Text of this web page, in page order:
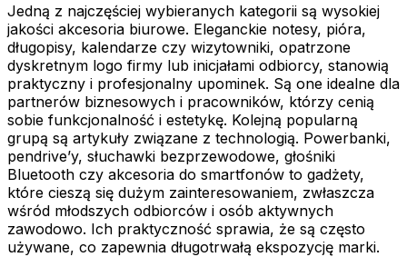
Jedną z najczęściej wybieranych kategorii są wysokiej
jakości akcesoria biurowe. Eleganckie notesy, pióra,
długopisy, kalendarze czy wizytowniki, opatrzone
dyskretnym logo firmy lub inicjałami odbiorcy, stanowią
praktyczny i profesjonalny upominek. Są one idealne dla
partnerów biznesowych i pracowników, którzy cenią
sobie funkcjonalność i estetykę. Kolejną popularną
grupą są artykuły związane z technologią. Powerbanki,
pendrive’y, słuchawki bezprzewodowe, głośniki
Bluetooth czy akcesoria do smartfonów to gadżety,
które cieszą się dużym zainteresowaniem, zwłaszcza
wśród młodszych odbiorców i osób aktywnych
zawodowo. Ich praktyczność sprawia, że są często
używane, co zapewnia długotrwałą ekspozycję marki.